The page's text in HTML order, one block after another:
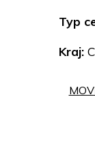
Typ
Kraj: